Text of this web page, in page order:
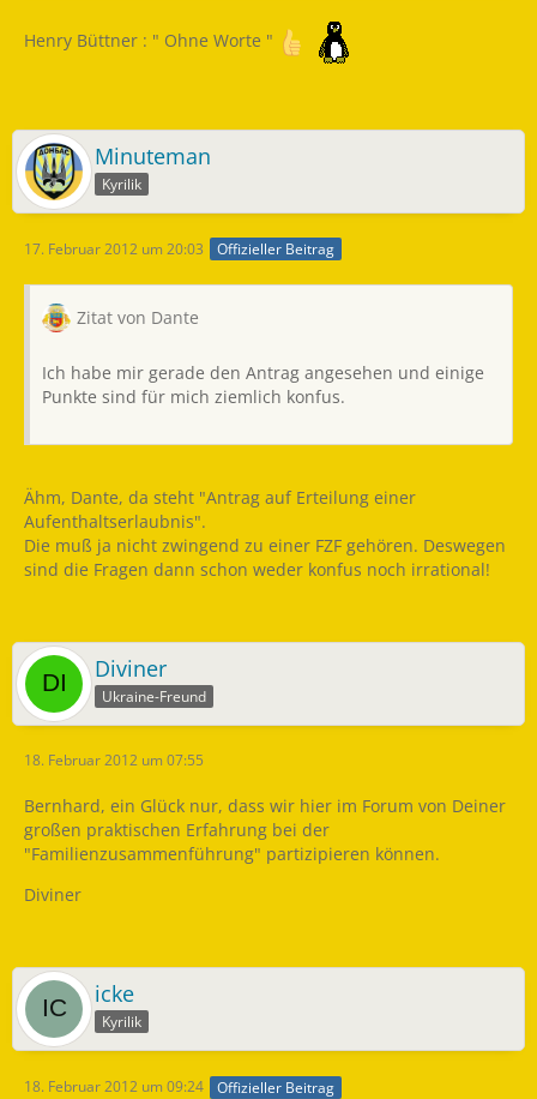
Henry Büttner : " Ohne Worte "
Minuteman
Kyrilik
17. Februar 2012 um 20:03 Offizieller Beitrag
Zitat von Dante
Ich habe mir gerade den Antrag angesehen und einige
Punkte sind für mich ziemlich konfus.
Ähm, Dante, da steht "Antrag auf Erteilung einer
Aufenthaltserlaubnis".
Die muß ja nicht zwingend zu einer FZF gehören. Deswegen
sind die Fragen dann schon weder konfus noch irrational!
Diviner
Ukraine-Freund
18. Februar 2012 um 07:55
Bernhard, ein Glück nur, dass wir hier im Forum von Deiner
großen praktischen Erfahrung bei der
"Familienzusammenführung" partizipieren können.
Diviner
icke
Kyrilik
18. Februar 2012 um 09:24 Offizieller Beitrag